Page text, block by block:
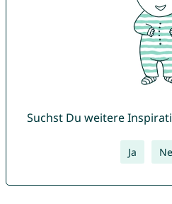
Suchst Du weitere
Ja